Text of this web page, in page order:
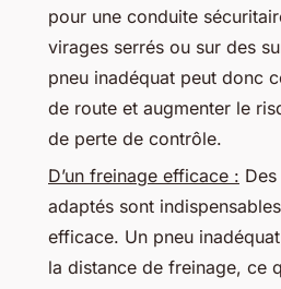
pour une conduite
virages serrés ou sur des
pneu inadéquat peut donc
de route et augmenter le
de perte de contrôle.
D’un freinage efficace :
adaptés sont
efficace. Un pneu
la distance de freinage, ce